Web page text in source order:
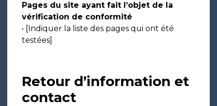
Pages du site ayant fait l’objet de la
vérification de conformité
• [Indiquer la liste des pages qui ont été
testées]
Retour d’information et
contact